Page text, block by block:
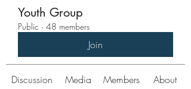
Youth Group
Public · 48 members
Join
Discussion Media Members About